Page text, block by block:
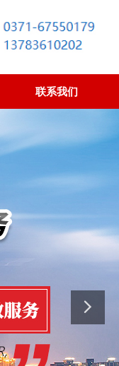
联系我们